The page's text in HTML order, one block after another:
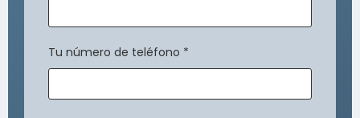
Tu número de teléfono *